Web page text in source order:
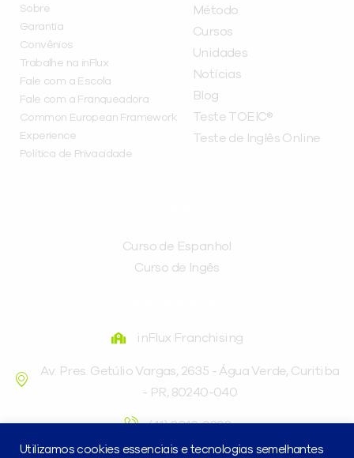
Sobre
Garantia
Convênios
Trabalhe na inFlux
Fale com a Escola
Fale com a Franqueadora
Common European Framework
Experience
Política de Privacidade
Método
Cursos
Unidades
Notícias
Blog
Teste TOEIC®
Teste de Inglês Online
Curso de Espanhol
Curso de Ingês
inFlux Franchising
Av. Pres. Getúlio Vargas, 2635 - Água Verde, Curitiba
- PR, 80240-040
(41) 3016-9898
Utilizamos cookies essenciais e tecnologias semelhantes